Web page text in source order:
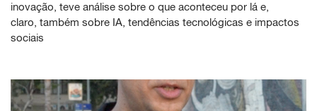
inovação, teve análise sobre o que aconteceu por lá e,
claro, também sobre IA, tendências tecnológicas e impactos
sociais